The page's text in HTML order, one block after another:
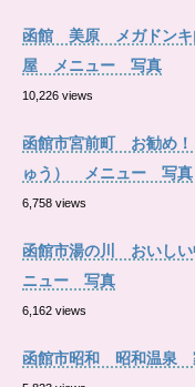
函館 美原 メガドン
屋 メニュー 写真
10,226 views
函館市宮前町 お勧め
ゅう） メニュー 写真
6,758 views
函館市湯の川 おいし
ニュー 写真
6,162 views
函館市昭和 昭和温泉